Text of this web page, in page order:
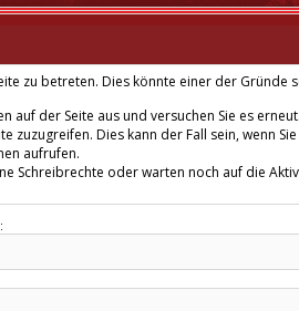
zu betreten. Dies könnte einer der Gründe
auf der Seite aus und versuchen Sie es erneut.
zuzugreifen. Dies kann der Fall sein, wenn
aufrufen.
Schreibrechte oder warten noch auf die